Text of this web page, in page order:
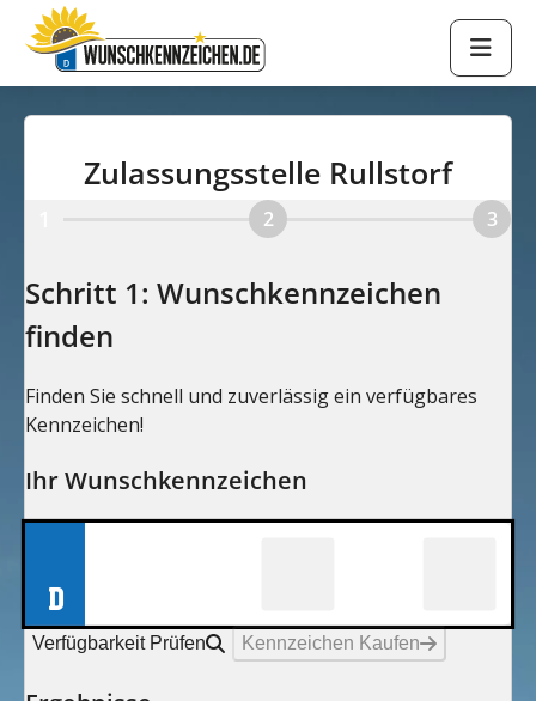
Zulassungsstelle Rullstorf